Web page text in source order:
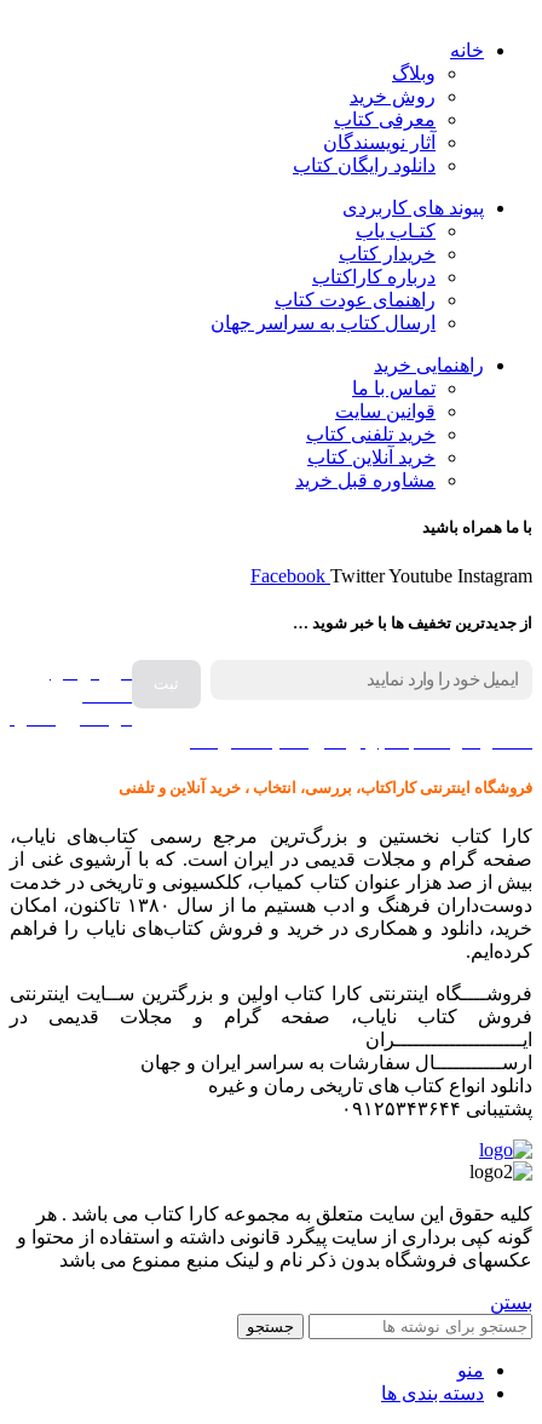
خانه
وبلاگ
روش خرید
معرفی کتاب
آثار نویسندگان
دانلود رایگان کتاب
پیوند های کاربردی
کتـاب یاب
خریدار کتاب
درباره کاراکتاب
راهنمای عودت کتاب
ارسال کتاب به سراسر جهان
راهنمایی خرید
تماس با ما
قوانین سایت
خرید تلفنی کتاب
خرید آنلاین کتاب
مشاوره قبل خرید
با ما همراه باشید
Facebook TwitterYoutube Instagram
از جدیدترین تخفیف ها با خبر شوید …
فروش انواع
فروشگاه اینترنتی کاراکتاب، بررسی، انتخاب ، خرید آنلاین و تلفنی
کارا کتاب نخستین و بزرگ‌ترین مرجع رسمی کتاب‌های نایاب،
صفحه گرام و مجلات قدیمی در ایران است. که با آرشیوی غنی از
بیش از صد هزار عنوان کتاب کمیاب، کلکسیونی و تاریخی در خدمت
دوست‌داران فرهنگ و ادب هستیم ما از سال ۱۳۸۰ تاکنون، امکان
خرید، دانلود و همکاری در خرید و فروش کتاب‌های نایاب را فراهم
کرده‌ایم.
فروشــــگاه اینترنتی کارا کتاب اولین و بزرگترین ســایت اینترنتی
فروش کتاب نایاب، صفحه گرام و مجلات قدیمی در
ایـــــــــــــــــــــران
ارســـــــــــال سفارشات به سراسر ایران و جهان
دانلود انواع کتاب های تاریخی رمان و غیره
پشتیبانی ۰۹۱۲۵۳۴۳۶۴۴
کليه حقوق اين سايت متعلق به مجموعه کارا کتاب می باشد . هر
گونه کپی برداری از سایت پیگرد قانونی داشته و استفاده از محتوا و
عکسهای فروشگاه بدون ذکر نام و لینک منبع ممنوع می باشد
بستن
جستجو
منو
دسته بندی ها